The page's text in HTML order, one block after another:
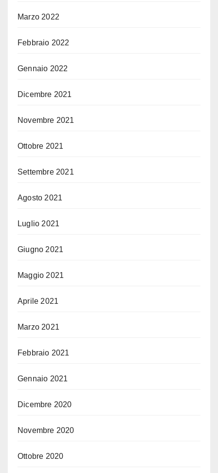
Marzo 2022
Febbraio 2022
Gennaio 2022
Dicembre 2021
Novembre 2021
Ottobre 2021
Settembre 2021
Agosto 2021
Luglio 2021
Giugno 2021
Maggio 2021
Aprile 2021
Marzo 2021
Febbraio 2021
Gennaio 2021
Dicembre 2020
Novembre 2020
Ottobre 2020